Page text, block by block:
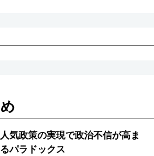
人気政策の実現で政治不信が高ま
るパラドックス